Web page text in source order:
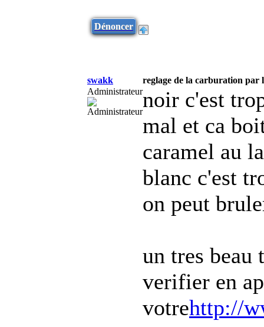
Dénoncer
swakk
reglage de la carburation par
Administrateurnoir c'est
mal et ca
caramel au
blanc c'est
on peut
un tres beau
verifier en
votrehttp://